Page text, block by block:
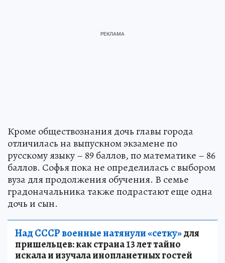
Кроме обществознания дочь главы города
отличилась на выпускном экзамене по
русскому языку – 89 баллов, по математике – 86
баллов. Софья пока не определилась с выбором
вуза для продолжения обучения. В семье
градоначальника также подрастают еще одна
дочь и сын.
Над СССР военные натянули «сетку»для
пришельцев: как страна 13 лет тайно
искала и изучала инопланетных гостей